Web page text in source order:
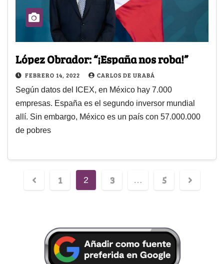
López Obrador: “¡España nos roba!”
FEBRERO 14, 2022 CARLOS DE URABÁ
Según datos del ICEX, en México hay 7.000
empresas. España es el segundo inversor mundial
allí. Sin embargo, México es un país con 57.000.000
de pobres
1 2 3 … 5